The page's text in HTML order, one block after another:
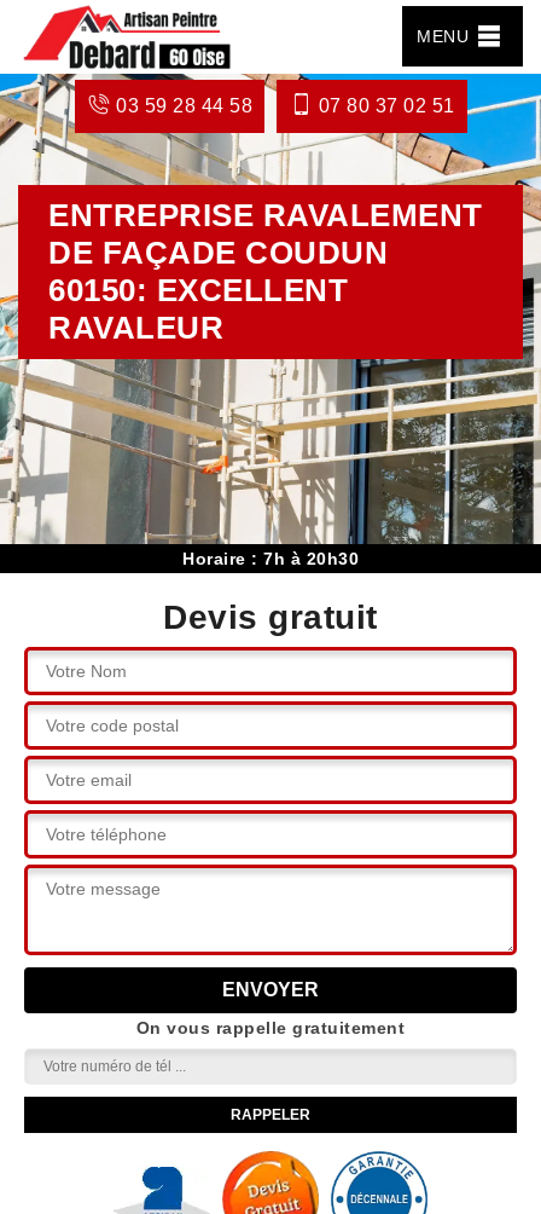
MENU
03 59 28 44 58 07 80 37 02 51
ENTREPRISE RAVALEMENT
DE FAÇADE COUDUN
60150: EXCELLENT
RAVALEUR
Horaire : 7h à 20h30
Devis gratuit
On vous rappelle gratuitement